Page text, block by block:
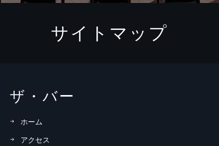
サイトマップ
ザ・バー
ホーム
アクセス